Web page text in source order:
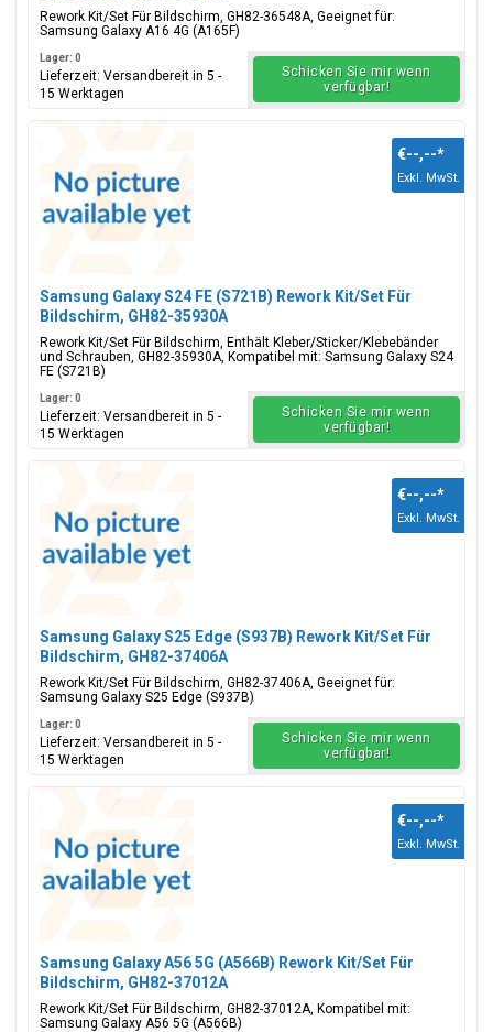
Rework Kit/Set Für Bildschirm, GH82-36548A, Geeignet für:
Samsung Galaxy A16 4G (A165F)
Lager: 0
Lieferzeit: Versandbereit in 5 -
15 Werktagen
Schicken Sie mir wenn
verfügbar!
Samsung Galaxy S24 FE (S721B) Rework Kit/Set Für
Bildschirm, GH82-35930A
Rework Kit/Set Für Bildschirm, Enthält Kleber/Sticker/Klebebänder
und Schrauben, GH82-35930A, Kompatibel mit: Samsung Galaxy S24
FE (S721B)
€--,--*
Exkl. MwSt.
Lager: 0
Lieferzeit: Versandbereit in 5 -
15 Werktagen
Schicken Sie mir wenn
verfügbar!
Samsung Galaxy S25 Edge (S937B) Rework Kit/Set Für
Bildschirm, GH82-37406A
Rework Kit/Set Für Bildschirm, GH82-37406A, Geeignet für:
Samsung Galaxy S25 Edge (S937B)
€--,--*
Exkl. MwSt.
Lager: 0
Lieferzeit: Versandbereit in 5 -
15 Werktagen
Schicken Sie mir wenn
verfügbar!
Samsung Galaxy A56 5G (A566B) Rework Kit/Set Für
Bildschirm, GH82-37012A
Rework Kit/Set Für Bildschirm, GH82-37012A, Kompatibel mit:
Samsung Galaxy A56 5G (A566B)
€--,--*
Exkl. MwSt.